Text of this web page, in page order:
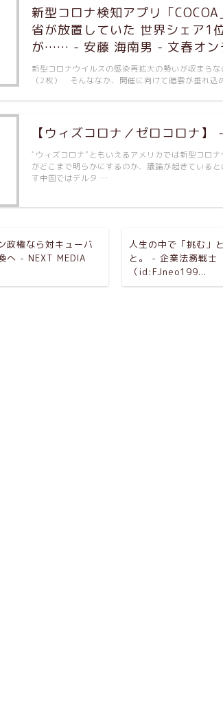
新型コロナ検知アプリ「
省が放置していた 世界シェア1
が…… - 安藤 海南男 - 文春オン
新型コロナウイルスの感染再拡大の勢いが収まら
（2枚） そんななか、開催に向けて暗雲が垂れ
【ウィズコロナ／ゼロコロナ】
“ウィズコロナ”ともいえるアメリカでは新型コロ
がどこまで明らかにするのか、議論が起きている
す中国ではデルタ …
政権なら対キューバ
へ - NEXT MEDIA
人生の中で「挑む」
と。 - 企業法務戦士
（id:FJneo199...